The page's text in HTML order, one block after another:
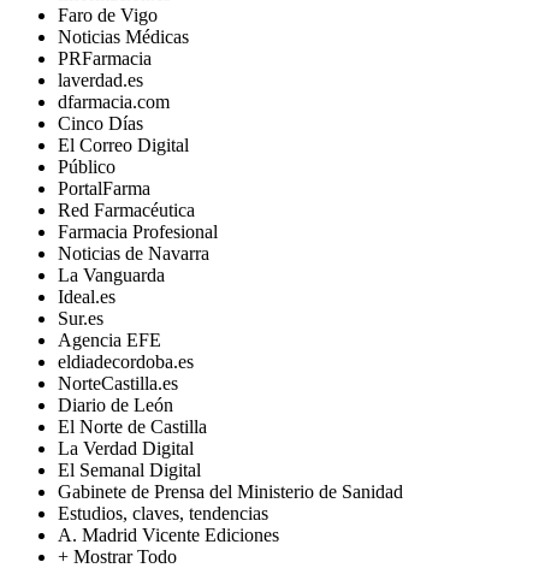
Faro de Vigo
Noticias Médicas
PRFarmacia
laverdad.es
dfarmacia.com
Cinco Días
El Correo Digital
Público
PortalFarma
Red Farmacéutica
Farmacia Profesional
Noticias de Navarra
La Vanguarda
Ideal.es
Sur.es
Agencia EFE
eldiadecordoba.es
NorteCastilla.es
Diario de León
El Norte de Castilla
La Verdad Digital
El Semanal Digital
Gabinete de Prensa del Ministerio de Sanidad
Estudios, claves, tendencias
A. Madrid Vicente Ediciones
+ Mostrar Todo